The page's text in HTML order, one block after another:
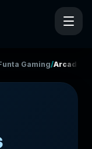
Gaming/Arcade